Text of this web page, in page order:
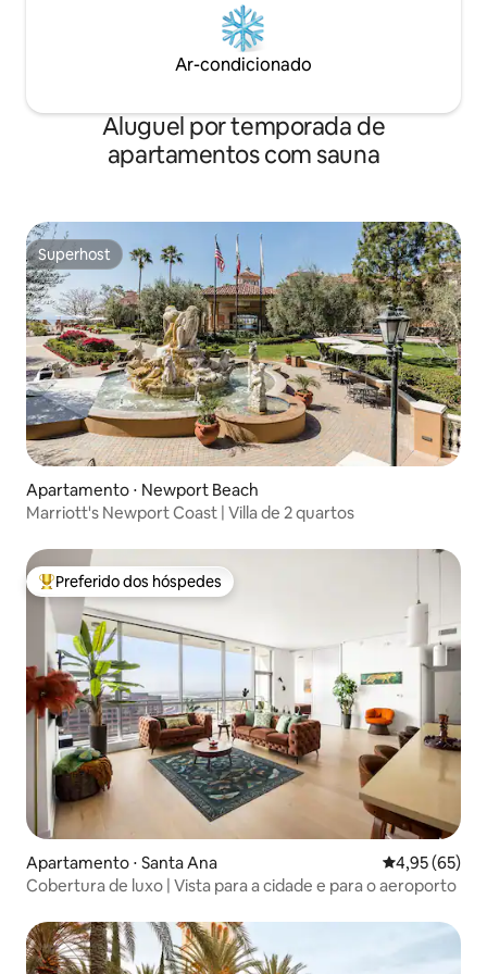
Ar-condicionado
Aluguel por temporada de
apartamentos com sauna
Superhost
Superhost
Apartamento ⋅ Newport Beach
Marriott's Newport Coast | Villa de 2 quartos
Entre os melhores preferidos dos hóspedes
Preferido dos hóspedes
Apartamento ⋅ Santa Ana 4,95 de uma
4,95 (65)
Cobertura de luxo | Vista para a cidade e para o aeroporto